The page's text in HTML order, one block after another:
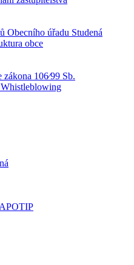
Obecního úřadu Studená
obce
106⁄99 Sb.